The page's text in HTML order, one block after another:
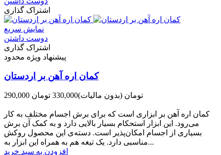
اشتراک گذاری
نمایش سریع
دوست داشتن
اشتراک گذاری
پیشنهاد ویژه محدود
کمان اره آهن بر اردستان
290,000 تومان (بدون مالیات)330,000 تومان
کمان اره آهن بر ابزاری است که برای برش اجسام مختلف به کار
می‌رود. این ابزار استحکام بسیار بالایی دارد و به کمک آن برش
بسیاری از اجسام امکان‌پذیر است. دسته‌ی این محصول روکش
مناسبی دارد. یک تیغه هم به همراه این ابزار به...
افزودن به سبد خرید